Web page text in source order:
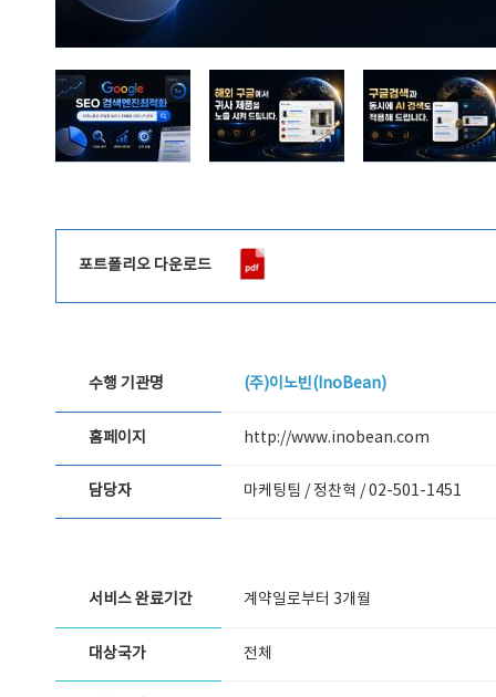
포트폴리오 다운로드
수행 기관명 (주)이노빈(InoBean)
홈페이지 http://www.inobean.com
담당자 마케팅팀 / 정찬혁 /02-501-1451
서비스 완료기간 계약일로부터 3개월
대상국가 전체